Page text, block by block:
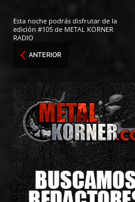
Esta noche podrás disfrutar de la
edición #105 de METAL KORNER
RADIO
ANTERIOR